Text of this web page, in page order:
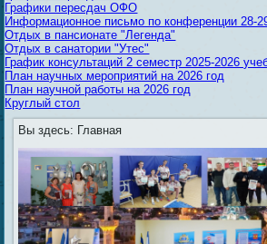
Графики пересдач ОФО
Информационное письмо по конференции 28-
Отдых в пансионате "Легенда"
Отдых в санатории "Утес"
График консультаций 2 семестр 2025-2026
План научных мероприятий на 2026 год
План научной работы на 2026 год
Круглый стол
Вы здесь: Главная